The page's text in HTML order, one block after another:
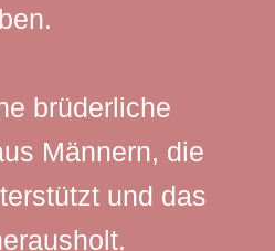
brüderliche
Männern, die
und das